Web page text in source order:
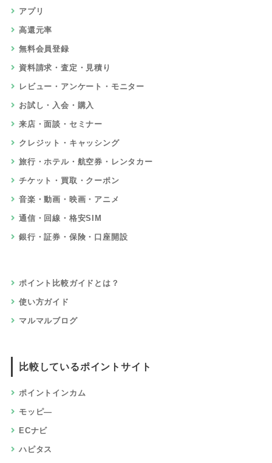
アプリ
高還元率
無料会員登録
資料請求・査定・見積り
レビュー・アンケート・モニター
お試し・入会・購入
来店・面談・セミナー
クレジット・キャッシング
旅行・ホテル・航空券・レンタカー
チケット・買取・クーポン
音楽・動画・映画・アニメ
通信・回線・格安SIM
銀行・証券・保険・口座開設
ポイント比較ガイドとは？
使い方ガイド
マルマルブログ
比較しているポイントサイト
ポイントインカム
モッピ―
ECナビ
ハピタス